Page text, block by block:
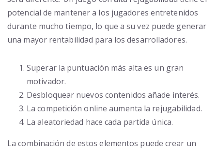
potencial de mantener a los jugadores entretenidos
durante mucho tiempo, lo que a su vez puede generar
una mayor rentabilidad para los desarrolladores.
Superar la puntuación más alta es un gran
motivador.
Desbloquear nuevos contenidos añade interés.
La competición online aumenta la rejugabilidad.
La aleatoriedad hace cada partida única.
La combinación de estos elementos puede crear un